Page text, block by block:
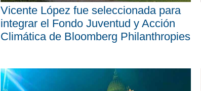
Vicente López fue seleccionada para
integrar el Fondo Juventud y Acción
Climática de Bloomberg Philanthropies